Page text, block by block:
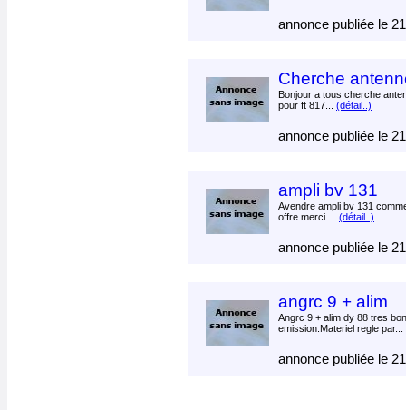
annonce publiée le
Cherche
Bonjour a tous cherche
pour ft 817... (détail..)
annonce publiée le
ampli bv 131
Avendre ampli bv 131
offre.merci ... (détail..)
annonce publiée le
angrc 9 + alim
Angrc 9 + alim dy 88 tres
emission.Materiel regle par...
annonce publiée le